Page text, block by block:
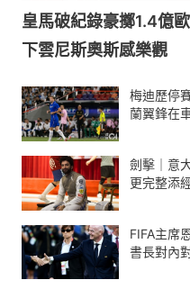
皇馬破紀錄豪擲1.4億
下雲尼斯奧斯感樂觀
梅迪歷停
蘭翼鋒在
劍擊｜意
更完整添
FIFA主席
書長對內